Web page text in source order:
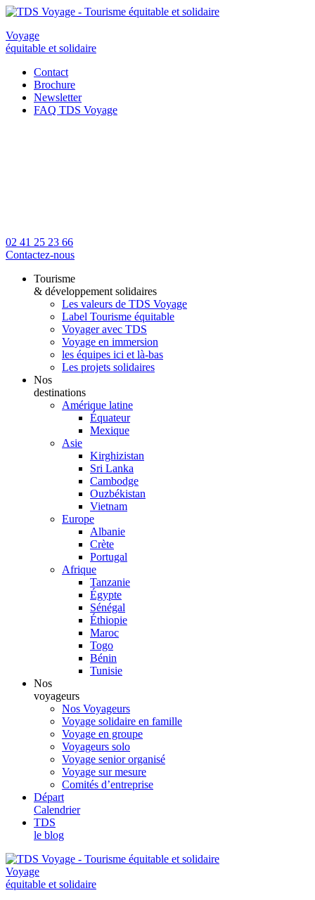
Voyage
équitable et solidaire
Contact
Brochure
Newsletter
FAQ TDS Voyage
02 41 25 23 66
Contactez-nous
Tourisme
& développement solidaires
Les valeurs de TDS Voyage
Label Tourisme équitable
Voyager avec TDS
Voyage en immersion
les équipes ici et là-bas
Les projets solidaires
Nos
destinations
Amérique latine
Équateur
Mexique
Asie
Kirghizistan
Sri Lanka
Cambodge
Ouzbékistan
Vietnam
Europe
Albanie
Crète
Portugal
Afrique
Tanzanie
Égypte
Sénégal
Éthiopie
Maroc
Togo
Bénin
Tunisie
Nos
voyageurs
Nos Voyageurs
Voyage solidaire en famille
Voyage en groupe
Voyageurs solo
Voyage senior organisé
Voyage sur mesure
Comités d’entreprise
Départ
Calendrier
TDS
le blog
Voyage
équitable et solidaire